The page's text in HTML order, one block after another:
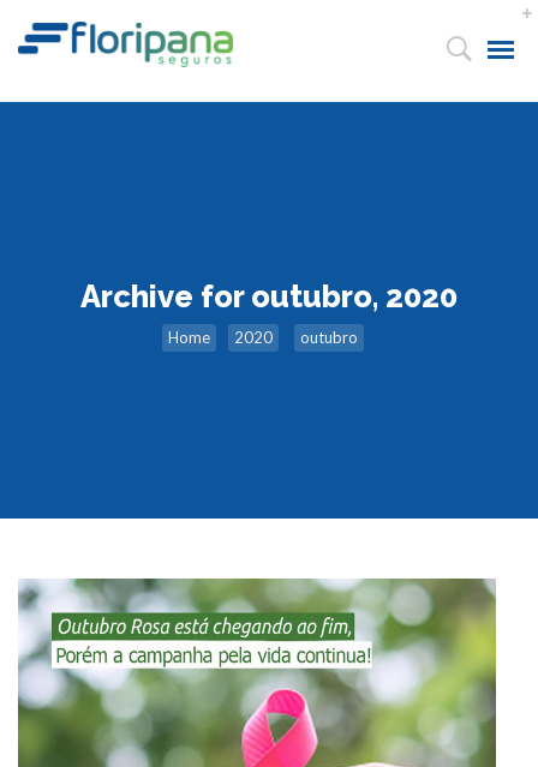
Archive for outubro, 2020
Home 2020 outubro